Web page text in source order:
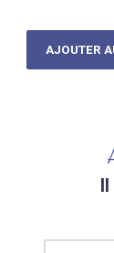
AJOUTER
Il